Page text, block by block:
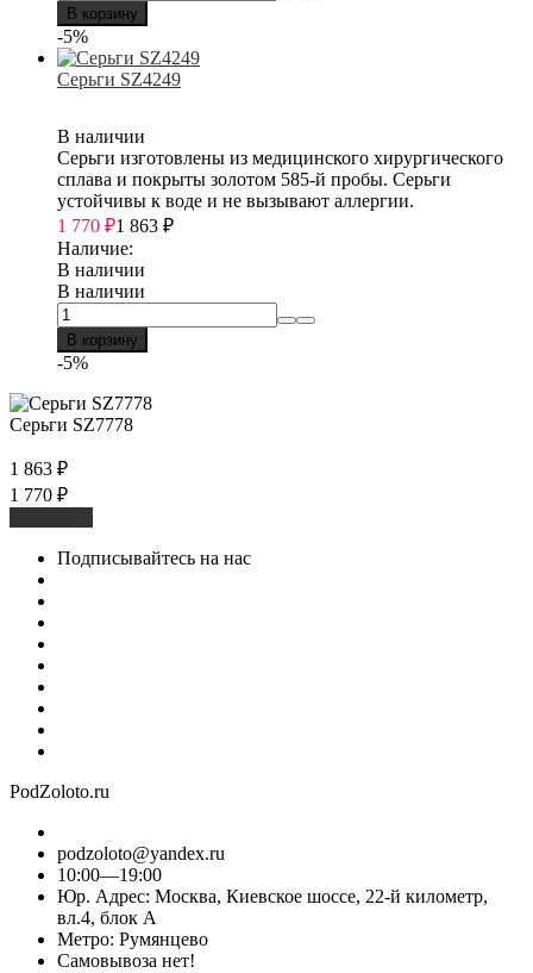
В корзину
-5%
Серьги SZ4249
В наличии
Серьги изготовлены из медицинского хирургического
сплава и покрыты золотом 585-й пробы. Серьги
устойчивы к воде и не вызывают аллергии.
1 770 ₽1 863 ₽
Наличие:
В наличии
В наличии
В корзину
-5%
Серьги SZ7778
1 863 ₽
1 770 ₽
Подписывайтесь на нас
PodZoloto.ru
podzoloto@yandex.ru
10:00—19:00
Юр. Адреc: Москва, Киевское шоссе, 22-й километр,
вл.4, блок А
Метро: Румянцево
Самовывоза нет!